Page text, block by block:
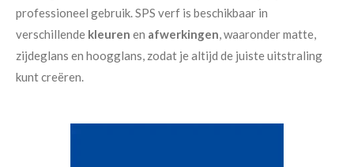
professioneel gebruik. SPS verf is beschikbaar in
verschillende kleuren en afwerkingen, waaronder matte,
zijdeglans en hoogglans, zodat je altijd de juiste uitstraling
kunt creëren.